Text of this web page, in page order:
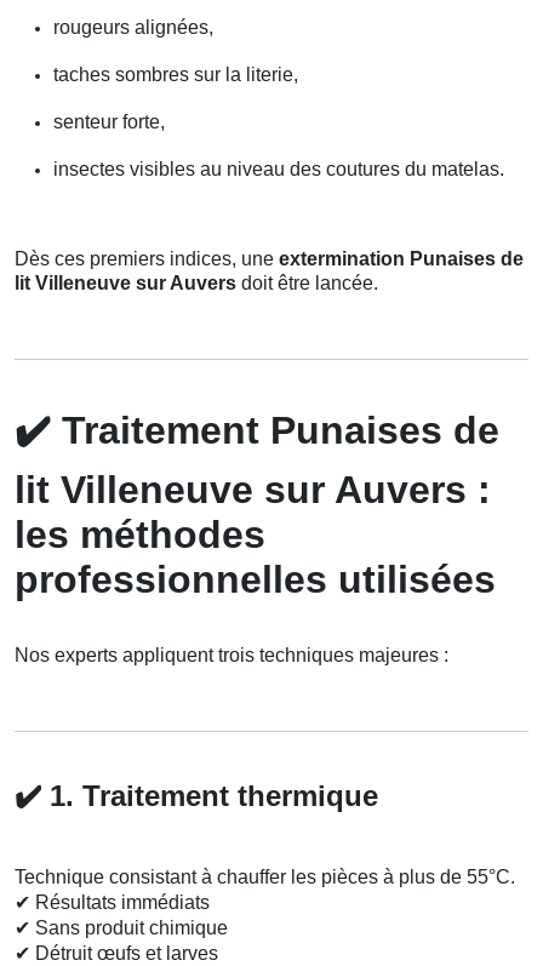
rougeurs alignées,
taches sombres sur la literie,
senteur forte,
insectes visibles au niveau des coutures du matelas.
Dès ces premiers indices, une extermination Punaises de
lit Villeneuve sur Auvers doit être lancée.
✔️ Traitement Punaises de
lit Villeneuve sur Auvers :
les méthodes
professionnelles utilisées
Nos experts appliquent trois techniques majeures :
✔️ 1. Traitement thermique
Technique consistant à chauffer les pièces à plus de 55°C.
✔ Résultats immédiats
✔ Sans produit chimique
✔ Détruit œufs et larves